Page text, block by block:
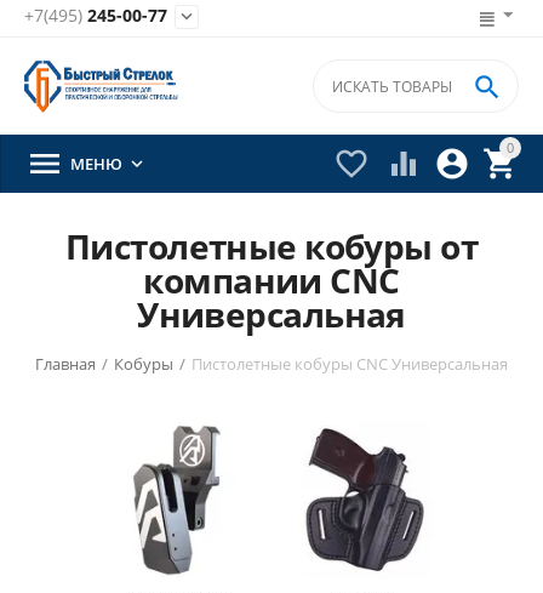
+7(495) 245-00-77 
0


 

 МЕНЮ 
Пистолетные кобуры от
компании CNC
Универсальная
Главная / Кобуры / Пистолетные кобуры CNC Универсальная